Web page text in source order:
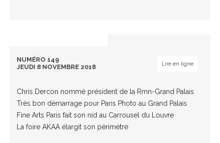
NUMÉRO 149
JEUDI 8 NOVEMBRE 2018
Lire en ligne
Chris Dercon nommé président de la Rmn-Grand Palais
Très bon démarrage pour Paris Photo au Grand Palais
Fine Arts Paris fait son nid au Carrousel du Louvre
La foire AKAA élargit son périmètre